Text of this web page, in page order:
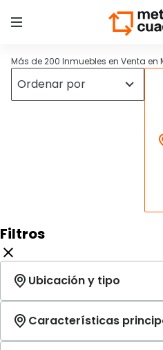
Más de 200 Inmuebles en Venta
Filtros